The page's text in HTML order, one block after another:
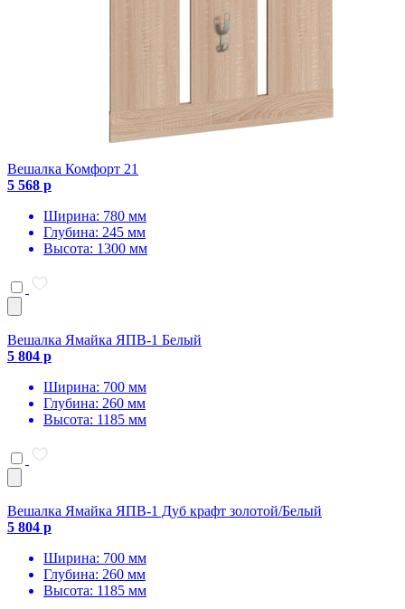
Вешалка Комфорт 21
5 568 р
Ширина: 780 мм
Глубина: 245 мм
Высота: 1300 мм
Вешалка Ямайка ЯПВ-1 Белый
5 804 р
Ширина: 700 мм
Глубина: 260 мм
Высота: 1185 мм
Вешалка Ямайка ЯПВ-1 Дуб крафт золотой/Белый
5 804 р
Ширина: 700 мм
Глубина: 260 мм
Высота: 1185 мм